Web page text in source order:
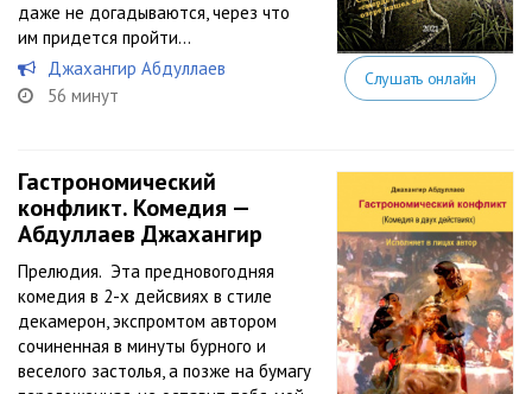
даже не догадываются, через что
им придется пройти…
Джахангир Абдуллаев
56 минут
Слушать онлайн
Гастрономический
конфликт. Комедия —
Абдуллаев Джахангир
Прелюдия. Эта предновогодняя
комедия в 2-х дейсвиях в стиле
декамерон, экспромтом автором
сочиненная в минуты бурного и
веселого застолья, а позже на бумагу